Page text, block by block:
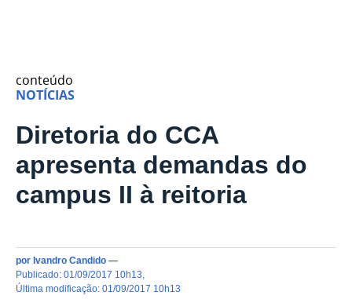
conteúdo
NOTÍCIAS
Diretoria do CCA
apresenta demandas do
campus II à reitoria
por Ivandro Candido —
publicado: 01/09/2017 10h13
última modificação: 01/09/2017 10h13